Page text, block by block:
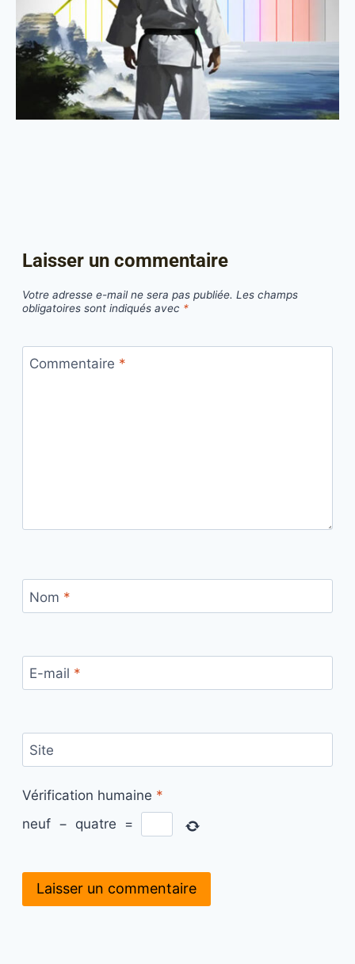
Laisser un commentaire
Votre adresse e-mail ne sera pas publiée. Les champs
obligatoires sont indiqués avec *
Commentaire *
Nom *
E-mail *
Site
Vérification humaine *
neuf − quatre =